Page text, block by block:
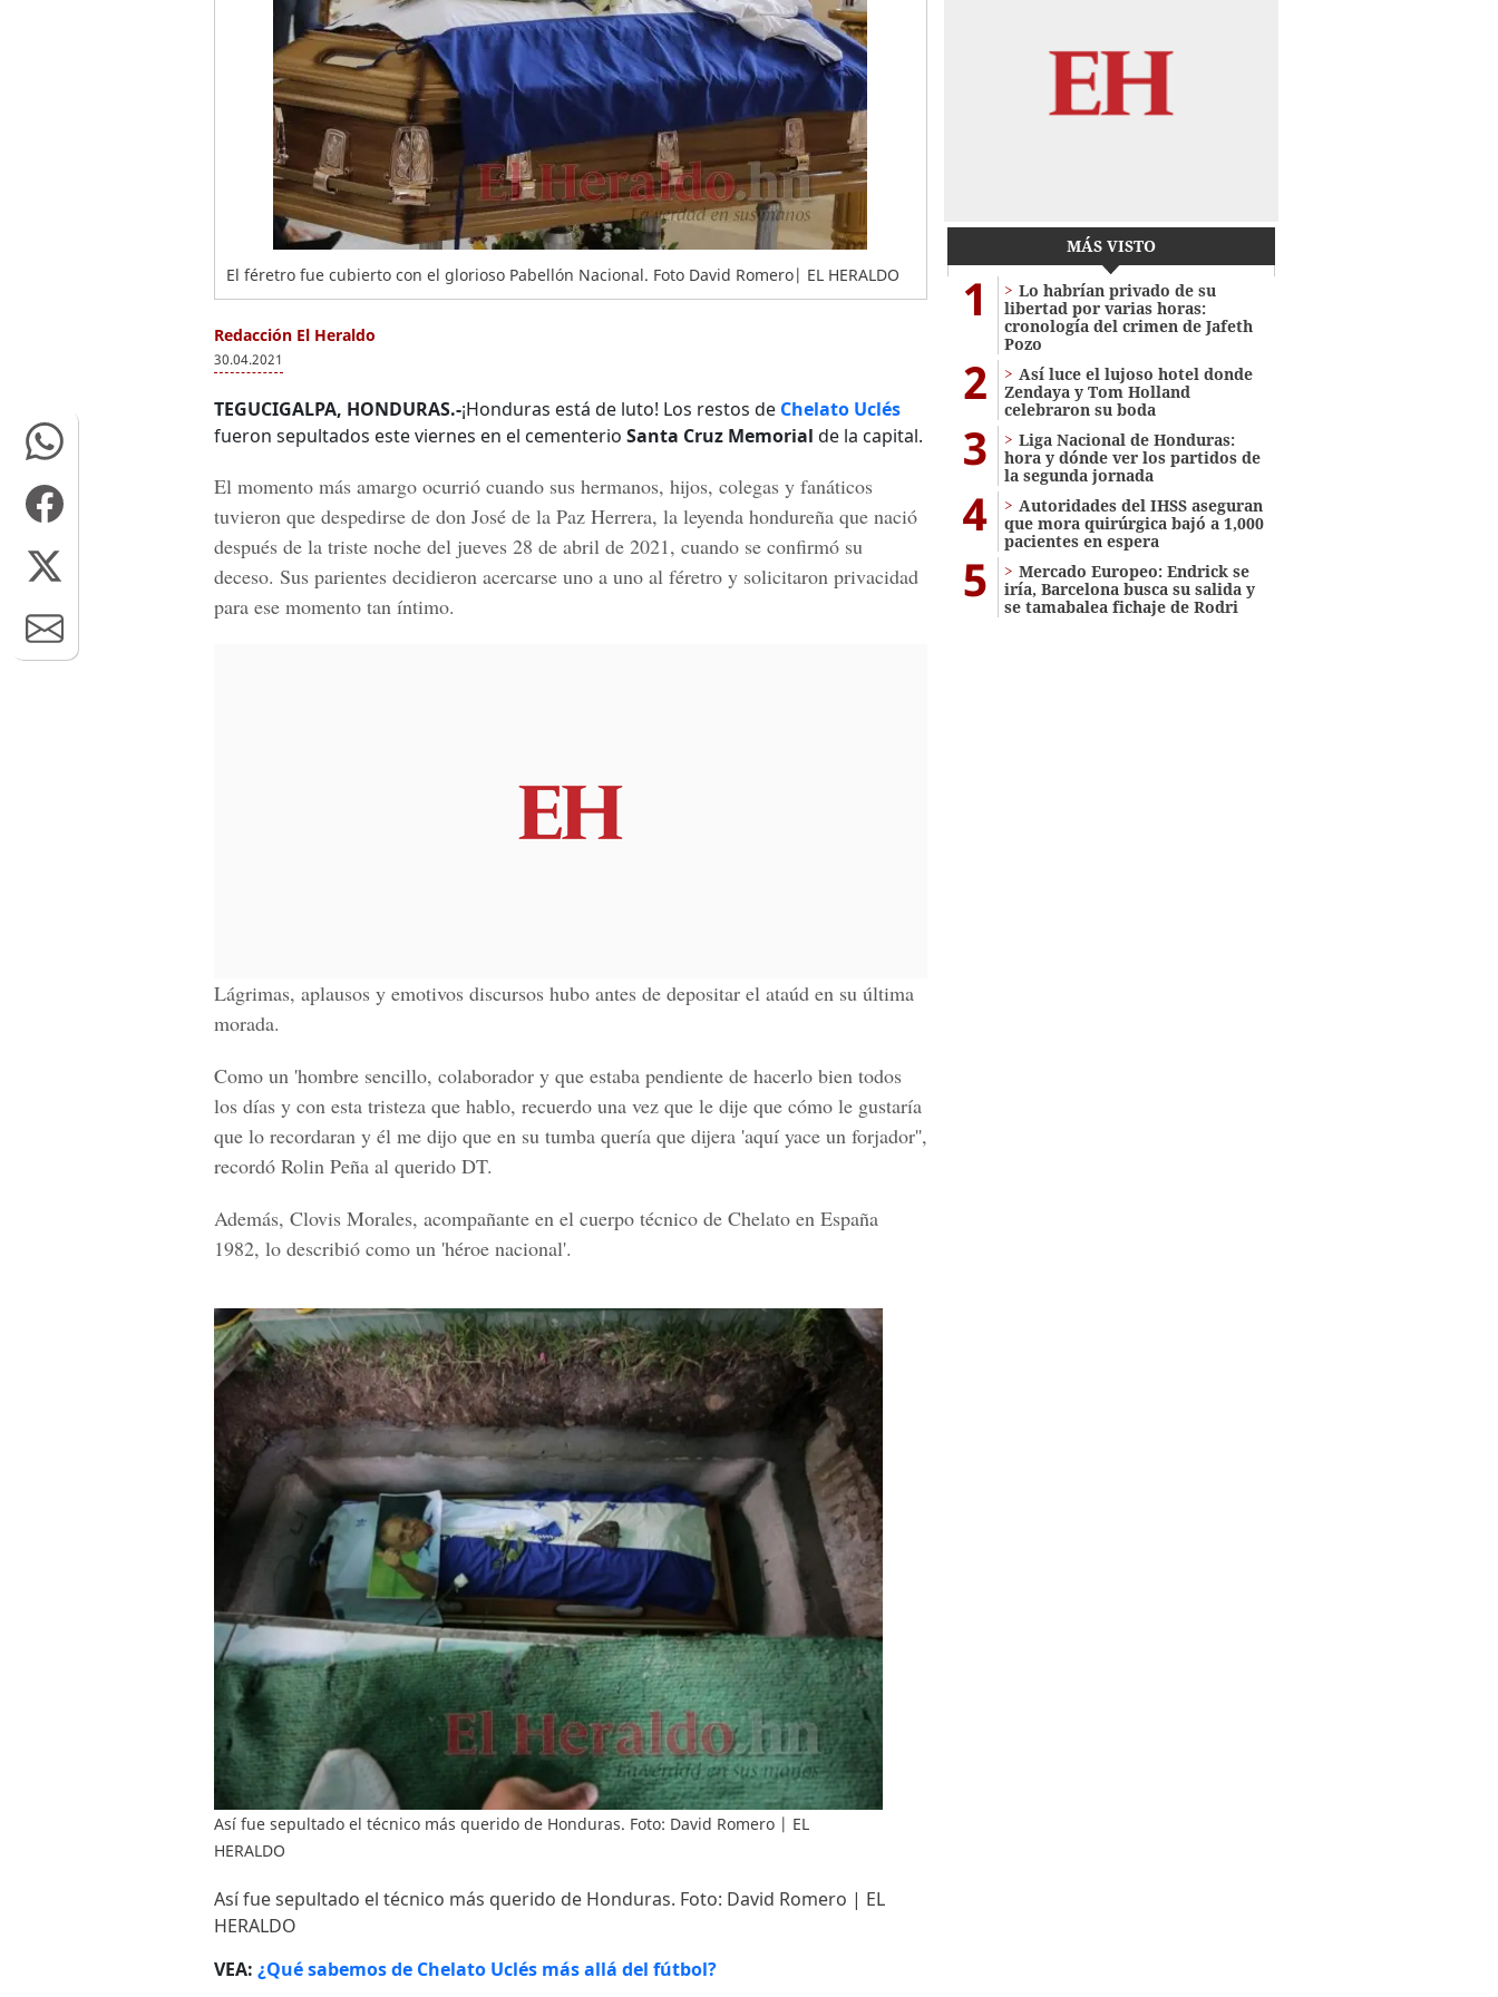
El féretro fue cubierto con el glorioso Pabellón Nacional. Foto David Romero| EL HERALDO
Redacción El Heraldo
30.04.2021
TEGUCIGALPA, HONDURAS.-¡Honduras está de luto! Los restos de Chelato Uclés
fueron sepultados este viernes en el cementerio Santa Cruz Memorial de la capital.
El momento más amargo ocurrió cuando sus hermanos, hijos, colegas y fanáticos
tuvieron que despedirse de don José de la Paz Herrera, la leyenda hondureña que nació
después de la triste noche del jueves 28 de abril de 2021, cuando se confirmó su
deceso. Sus parientes decidieron acercarse uno a uno al féretro y solicitaron privacidad
para ese momento tan íntimo.
Lágrimas, aplausos y emotivos discursos hubo antes de depositar el ataúd en su última
morada.
Como un 'hombre sencillo, colaborador y que estaba pendiente de hacerlo bien todos
los días y con esta tristeza que hablo, recuerdo una vez que le dije que cómo le gustaría
que lo recordaran y él me dijo que en su tumba quería que dijera 'aquí yace un forjador'',
recordó Rolin Peña al querido DT.
Además, Clovis Morales, acompañante en el cuerpo técnico de Chelato en España
1982, lo describió como un 'héroe nacional'.
Así fue sepultado el técnico más querido de Honduras. Foto: David Romero | EL
HERALDO
Así fue sepultado el técnico más querido de Honduras. Foto: David Romero | EL
HERALDO
VEA: ¿Qué sabemos de Chelato Uclés más allá del fútbol?
MÁS VISTO
1
Lo habrían privado de su
libertad por varias horas:
cronología del crimen de Jafeth
Pozo
2
Así luce el lujoso hotel donde
Zendaya y Tom Holland
celebraron su boda
3
Liga Nacional de Honduras:
hora y dónde ver los partidos de
la segunda jornada
4
Autoridades del IHSS aseguran
que mora quirúrgica bajó a 1,000
pacientes en espera
5
Mercado Europeo: Endrick se
iría, Barcelona busca su salida y
se tamabalea fichaje de Rodri